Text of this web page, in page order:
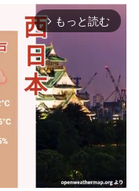
arrow_forward_ios もっと読む